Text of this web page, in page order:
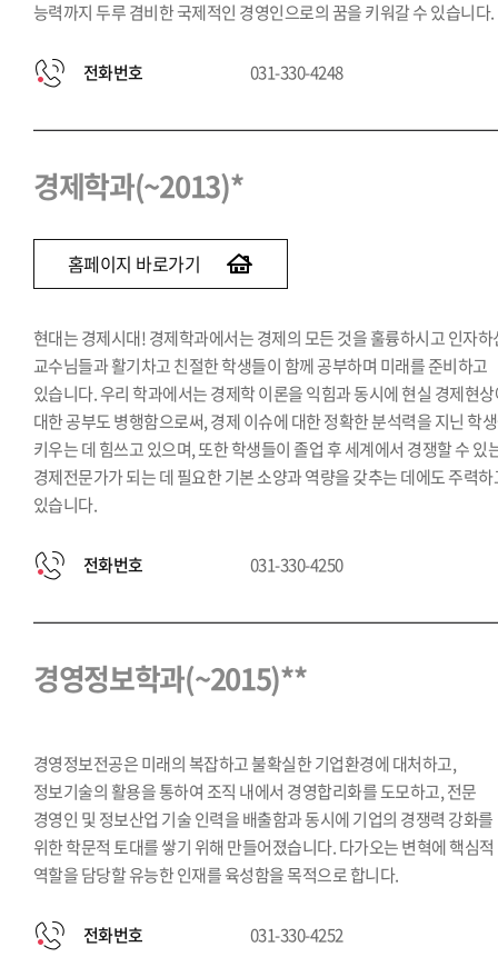
능력까지 두루 겸비한 국제적인 경영인으로의 꿈을 키워갈 수 있습니다.
전화번호 031-330-4248
경제학과(~2013)*
홈페이지 바로가기
현대는 경제시대! 경제학과에서는 경제의 모든 것을 훌륭하시고 인자하
교수님들과 활기차고 친절한 학생들이 함께 공부하며 미래를 준비하고
있습니다. 우리 학과에서는 경제학 이론을 익힘과 동시에 현실 경제현
대한 공부도 병행함으로써, 경제 이슈에 대한 정확한 분석력을 지닌 학
키우는 데 힘쓰고 있으며, 또한 학생들이 졸업 후 세계에서 경쟁할 수 있
경제전문가가 되는 데 필요한 기본 소양과 역량을 갖추는 데에도 주력
있습니다.
전화번호 031-330-4250
경영정보학과(~2015)**
경영정보전공은 미래의 복잡하고 불확실한 기업환경에 대처하고,
정보기술의 활용을 통하여 조직 내에서 경영합리화를 도모하고, 전문
경영인 및 정보산업 기술 인력을 배출함과 동시에 기업의 경쟁력 강화를
위한 학문적 토대를 쌓기 위해 만들어졌습니다. 다가오는 변혁에 핵심적
역할을 담당할 유능한 인재를 육성함을 목적으로 합니다.
전화번호 031-330-4252